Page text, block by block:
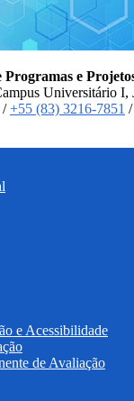
Programas e
Universitário I,
/+55 (83) 3216-7851 /
e Acessibilidade
de Avaliação